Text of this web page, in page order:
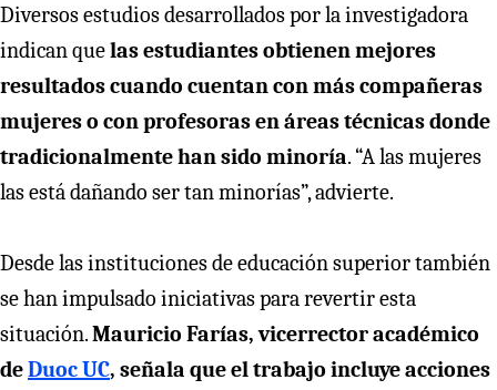
Diversos estudios desarrollados por la investigadora
indican quelas estudiantes obtienen mejores
resultados cuando cuentan con más compañeras
mujeres o con profesoras en áreas técnicas donde
tradicionalmente han sido minoría. “A las mujeres
las está dañando ser tan minorías”, advierte.
Desde las instituciones de educación superior también
se han impulsado iniciativas para revertir esta
situación.Mauricio Farías, vicerrector académico
deDuoc UC, señala que el trabajo incluye acciones